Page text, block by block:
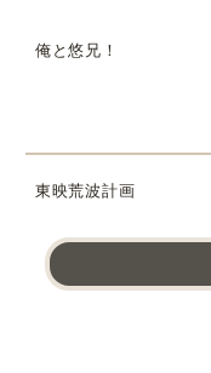
俺と悠兄！
東映荒波計画